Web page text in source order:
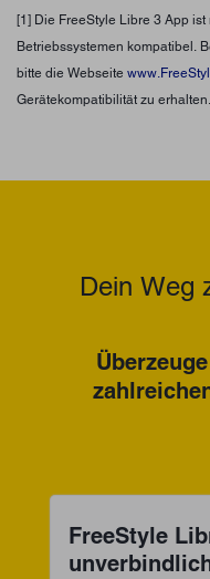
[1] Die FreeStyle Libre 3 App
Betriebssystemen kompatibel.
bitte die Webseite
Gerätekompatibilität zu erhalten.
Dein Weg
FreeStyle